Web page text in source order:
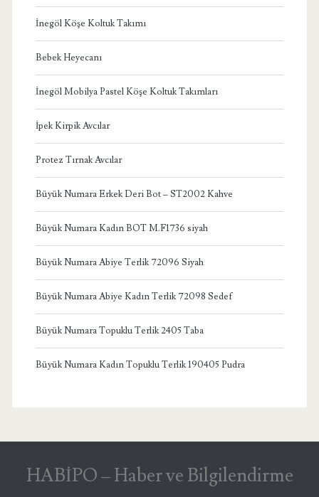
İnegöl Köşe Koltuk Takımı
Bebek Heyecanı
İnegöl Mobilya Pastel Köşe Koltuk Takımları
İpek Kirpik Avcılar
Protez Tırnak Avcılar
Büyük Numara Erkek Deri Bot – ST2002 Kahve
Büyük Numara Kadın BOT M.F1736 siyah
Büyük Numara Abiye Terlik 72096 Siyah
Büyük Numara Abiye Kadın Terlik 72098 Sedef
Büyük Numara Topuklu Terlik 2405 Taba
Büyük Numara Kadın Topuklu Terlik 190405 Pudra
HABİPO – Haber ve Bilgilendirme